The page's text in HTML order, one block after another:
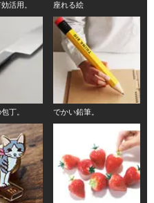
活用。 座れる絵
丁。 でかい鉛筆。